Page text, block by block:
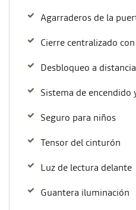
Agarraderos de la
Cierre centralizado
Desbloqueo a
Sistema de
Seguro para niños
Tensor del cinturón
Luz de lectura delante
Guantera iluminación